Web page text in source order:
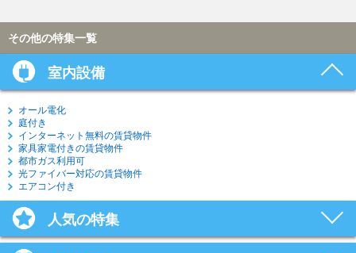
その他の特集一覧
室内設備
オール電化
庭付き
インターネット無料の賃貸物件
家具家電付きの賃貸物件
都市ガス利用可
光ファイバー対応の賃貸物件
エアコン付き
人気の特集